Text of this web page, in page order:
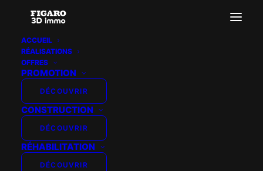
ACCUEIL
RÉALISATIONS
OFFRES
PROMOTION
DÉCOUVRIR
CONSTRUCTION
DÉCOUVRIR
RÉHABILITATION
DÉCOUVRIR
HORIZON
PROMOTION – VICHY
– L’ALEXANDRA